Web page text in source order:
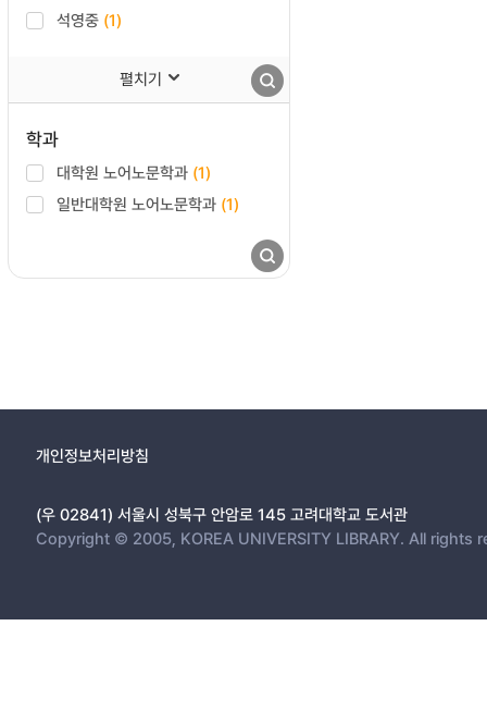
석영중 (1)
펼치기
학과
대학원 노어노문학과 (1)
일반대학원 노어노문학과 (1)
개인정보처리방침
(우 02841) 서울시 성북구 안암로 145 고려대학교 도서관
Copyright © 2005, KOREA UNIVERSITY LIBRARY. All rights